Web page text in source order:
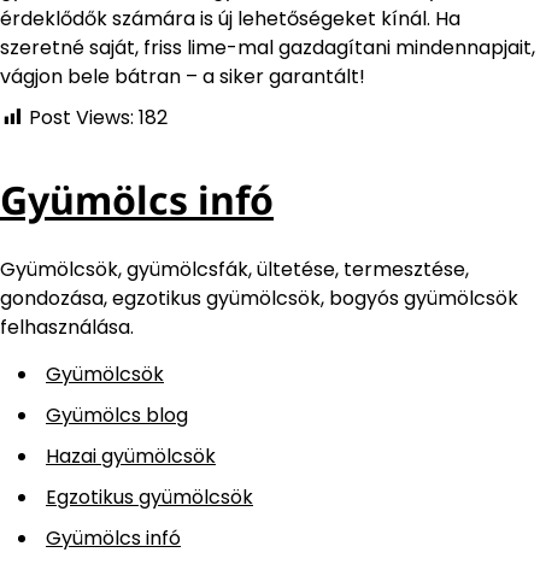
érdeklődők számára is új lehetőségeket kínál. Ha
szeretné saját, friss lime-mal gazdagítani mindennapjait,
vágjon bele bátran – a siker garantált!
Post Views: 182
Gyümölcs infó
Gyümölcsök, gyümölcsfák, ültetése, termesztése,
gondozása, egzotikus gyümölcsök, bogyós gyümölcsök
felhasználása.
Gyümölcsök
Gyümölcs blog
Hazai gyümölcsök
Egzotikus gyümölcsök
Gyümölcs infó